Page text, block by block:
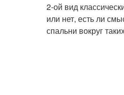
2-ой вид
или нет, есть ли
спальни вокруг